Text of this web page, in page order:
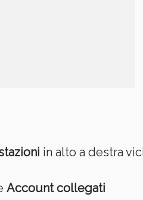
in alto a destra
Account collegati